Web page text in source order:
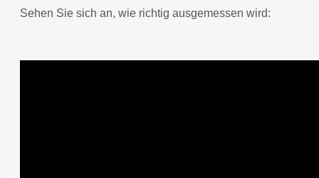
Sehen Sie sich an, wie richtig ausgemessen wird: